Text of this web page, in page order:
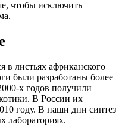
чтобы исключить
в листьях африканского
были разработаны более
х годов получили
В России их
году. В наши дни синтез
лабораториях.